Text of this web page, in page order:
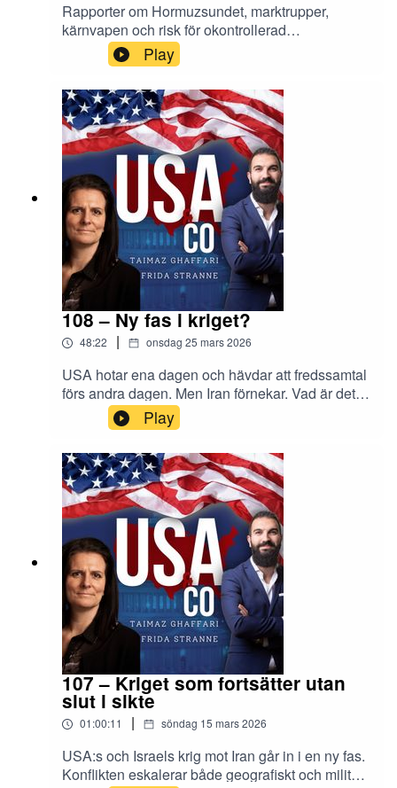
Rapporter om Hormuzsundet, marktrupper,
kärnvapen och risk för okontrollerad
upptrappning - i femte veckan i det här regionala
kriget.Produktion: Taimaz GhaffariKontakta oss
på usacopodd@gmail.comVill du lyssna utan
reklam, före alla andra, få alla avsnitt i sin fulla
längd och exklusivt bonusmaterial? Bli
prenumerant på: www.patreon.com/USAcoFölj
oss på Instagram och Twitter!Taimaz
Ghaffarihttps://www.instagram.com/taimazghaffar
i/https://twitter.com/TaimazGhaffariFrida
Strannehttps://www.instagram.com/fridastranne/h
ttps://twitter.com/fridastranne
Play
108 – Ny fas i kriget?
48:22 | onsdag 25 mars 2026
USA hotar ena dagen och hävdar att fredssamtal
förs andra dagen. Men Iran förnekar. Vad är det
som händer?Produktion: Taimaz
GhaffariKontakta oss för förfrågningar om
föreläsning, events, livepodd eller lyssnarfrågor
på usacopodd@gmail.comVill du lyssna utan
reklam, före alla andra, få alla avsnitt i sin fulla
längd och exklusivt bonusmaterial? Bli
prenumerant på: www.patreon.com/USAcoFölj
oss på Instagram och Twitter!Taimaz
Ghaffarihttps://www.instagram.com/taimazghaffar
i/https://twitter.com/TaimazGhaffariFrida
Strannehttps://www.instagram.com/fridastranne/h
ttps://twitter.com/fridastranne
Play
107 – Kriget som fortsätter utan
slut i sikte
01:00:11 | söndag 15 mars 2026
USA:s och Israels krig mot Iran går in i en ny fas.
Konflikten eskalerar både geografiskt och militärt